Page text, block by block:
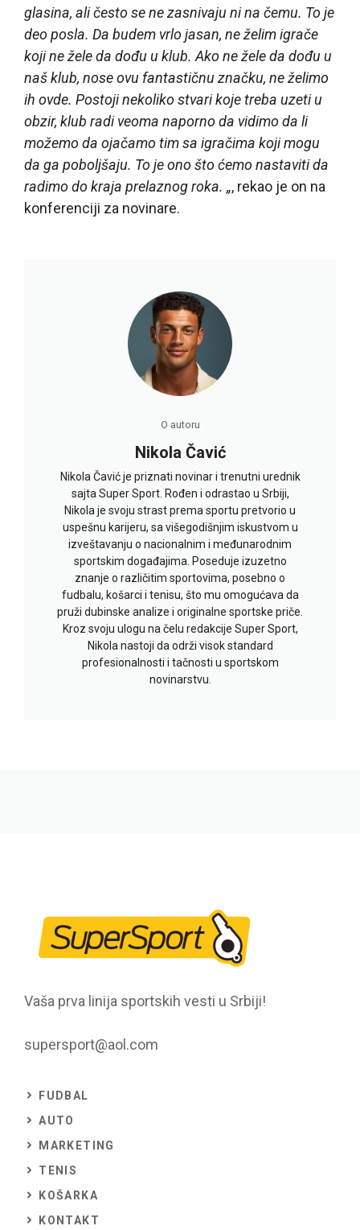
glasina, ali često se ne zasnivaju ni na čemu. To je
deo posla. Da budem vrlo jasan, ne želim igrače
koji ne žele da dođu u klub. Ako ne žele da dođu u
naš klub, nose ovu fantastičnu značku, ne želimo
ih ovde. Postoji nekoliko stvari koje treba uzeti u
obzir, klub radi veoma naporno da vidimo da li
možemo da ojačamo tim sa igračima koji mogu
da ga poboljšaju. To je ono što ćemo nastaviti da
radimo do kraja prelaznog roka. „, rekao je on na
konferenciji za novinare.
O autoru
Nikola Čavić
Nikola Čavić je priznati novinar i trenutni urednik
sajta Super Sport. Rođen i odrastao u Srbiji,
Nikola je svoju strast prema sportu pretvorio u
uspešnu karijeru, sa višegodišnjim iskustvom u
izveštavanju o nacionalnim i međunarodnim
sportskim događajima. Poseduje izuzetno
znanje o različitim sportovima, posebno o
fudbalu, košarci i tenisu, što mu omogućava da
pruži dubinske analize i originalne sportske priče.
Kroz svoju ulogu na čelu redakcije Super Sport,
Nikola nastoji da održi visok standard
profesionalnosti i tačnosti u sportskom
novinarstvu.
Vaša prva linija sportskih vesti u Srbiji!
supersport@aol.com
FUDBAL
AUTO
MARKETING
TENIS
KOŠARKA
KONTAKT